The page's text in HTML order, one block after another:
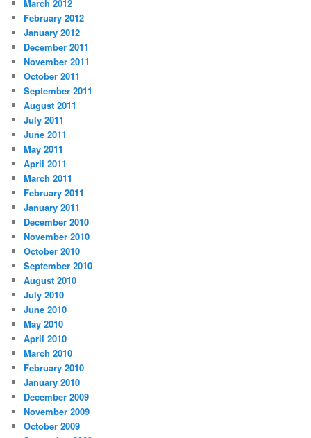
March 2012
February 2012
January 2012
December 2011
November 2011
October 2011
September 2011
August 2011
July 2011
June 2011
May 2011
April 2011
March 2011
February 2011
January 2011
December 2010
November 2010
October 2010
September 2010
August 2010
July 2010
June 2010
May 2010
April 2010
March 2010
February 2010
January 2010
December 2009
November 2009
October 2009